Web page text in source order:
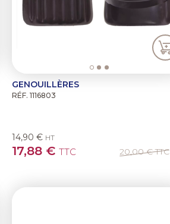
GENOUILLÈRES
RÉF. 1116803
14,90 € HT
17,88 € TTC 20,00 €TTC